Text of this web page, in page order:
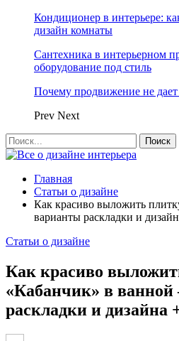
Кондиционер в интерьере:
дизайн комнаты
Сантехника в интерьерном
оборудование под стиль
Почему продвижение не дает
Prev Next
Главная
Статьи о дизайне
Как красиво выложить
варианты раскладки и
Статьи о дизайне
Как красиво
«Кабанчик» в
раскладки и дизайна